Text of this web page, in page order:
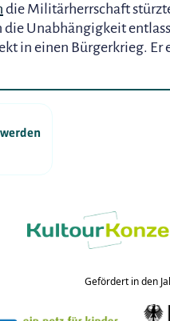
die Militärherrschaft
Unabhängigkeit
in einen Bürgerkrieg. Er
Gefördert in den